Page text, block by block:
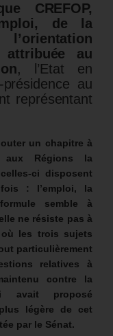
CREFOP,
de la
au
, l’Etat en
au
représentant
un chapitre à
aux Régions la
ci disposent
: l’emploi, la
semble à
ne résiste pas à
les trois sujets
particulièrement
relatives à
contre la
avait proposé
légère de cet
par le Sénat.